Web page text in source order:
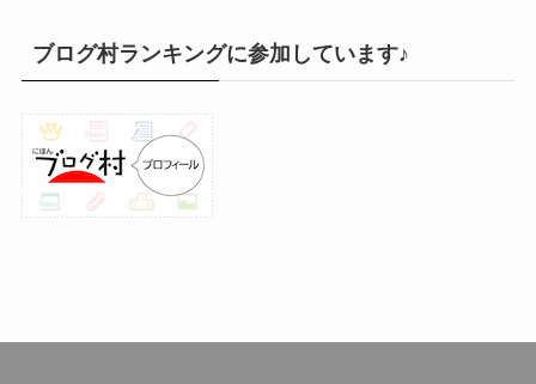
(31)
ブログ村ランキングに参加しています♪